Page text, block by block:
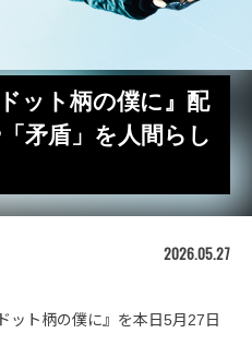
ット柄の僕に』配
矛盾」を人間らし
2026.05.27
ット柄の僕に』を本日5月27日